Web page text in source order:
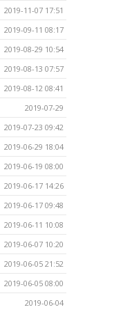
2019-11-07 17:51
2019-09-11 08:17
2019-08-29 10:54
2019-08-13 07:57
2019-08-12 08:41
2019-07-29
2019-07-23 09:42
2019-06-29 18:04
2019-06-19 08:00
2019-06-17 14:26
2019-06-17 09:48
2019-06-11 10:08
2019-06-07 10:20
2019-06-05 21:52
2019-06-05 08:00
2019-06-04